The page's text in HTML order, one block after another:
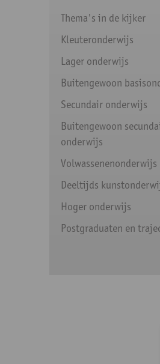
Thema's in de kijker
Kleuteronderwijs
Lager onderwijs
Buitengewoon
Secundair onderwijs
Buitengewoon
onderwijs
Volwassenenonderwijs
Deeltijds
Hoger onderwijs
Postgraduaten en